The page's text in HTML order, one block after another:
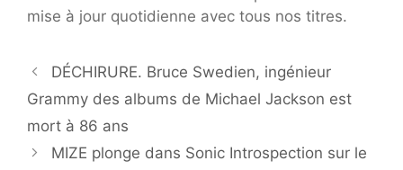
mise à jour quotidienne avec tous nos titres.
DÉCHIRURE. Bruce Swedien, ingénieur
Grammy des albums de Michael Jackson est
mort à 86 ans
MIZE plonge dans Sonic Introspection sur le